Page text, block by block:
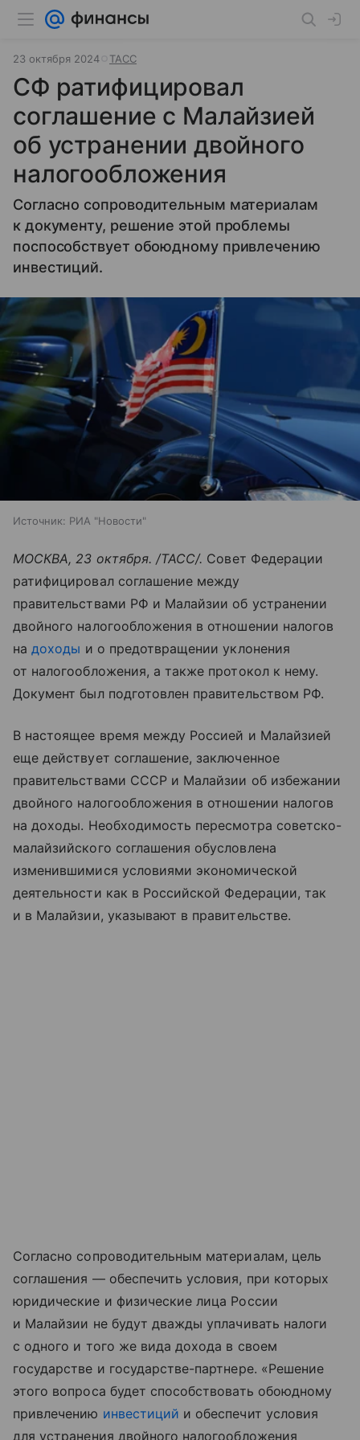
23 октября 2024 ТАСС
СФ ратифицировал
соглашение с Малайзией
об устранении двойного
налогообложения
Согласно сопроводительным материалам
к документу, решение этой проблемы
поспособствует обоюдному привлечению
инвестиций.
Источник: РИА "Новости"
МОСКВА, 23 октября. /ТАСС/. Совет Федерации
ратифицировал соглашение между
правительствами РФ и Малайзии об устранении
двойного налогообложения в отношении налогов
надоходы и о предотвращении уклонения
от налогообложения, а также протокол к нему.
Документ был подготовлен правительством РФ.
В настоящее время между Россией и Малайзией
еще действует соглашение, заключенное
правительствами СССР и Малайзии об избежании
двойного налогообложения в отношении налогов
на доходы. Необходимость пересмотра советско-
малайзийского соглашения обусловлена
изменившимися условиями экономической
деятельности как в Российской Федерации, так
и в Малайзии, указывают в правительстве.
Согласно сопроводительным материалам, цель
соглашения — обеспечить условия, при которых
юридические и физические лица России
и Малайзии не будут дважды уплачивать налоги
с одного и того же вида дохода в своем
государстве и государстве-партнере. «Решение
этого вопроса будет способствовать обоюдному
привлечению инвестиций и обеспечит условия
для устранения двойного налогообложения